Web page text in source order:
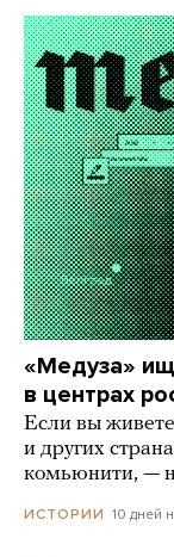
«Медуза»
в центрах
Если вы
и других
комьюнити, —
ИСТОРИИ 10 дней